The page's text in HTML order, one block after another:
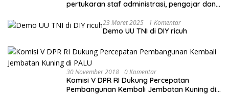
pertukaran staf administrasi, pengajar dan
23 Maret 2025 1 Komentar
Demo UU TNI di DIY ricuh
30 November 2018 0 Komentar
Komisi V DPR RI Dukung Percepatan
Pembangunan Kembali Jembatan Kuning di